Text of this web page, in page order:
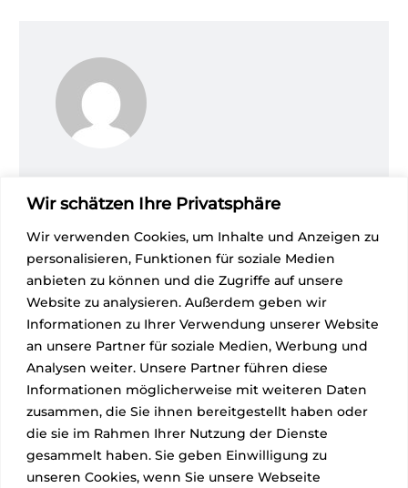
Wir schätzen Ihre Privatsphäre
Wir verwenden Cookies, um Inhalte und Anzeigen zu
personalisieren, Funktionen für soziale Medien
anbieten zu können und die Zugriffe auf unsere
Website zu analysieren. Außerdem geben wir
Informationen zu Ihrer Verwendung unserer Website
an unsere Partner für soziale Medien, Werbung und
Analysen weiter. Unsere Partner führen diese
Informationen möglicherweise mit weiteren Daten
zusammen, die Sie ihnen bereitgestellt haben oder
die sie im Rahmen Ihrer Nutzung der Dienste
gesammelt haben. Sie geben Einwilligung zu
unseren Cookies, wenn Sie unsere Webseite
ABOUT AUTHOR
More posts by Gabel Security GmbH